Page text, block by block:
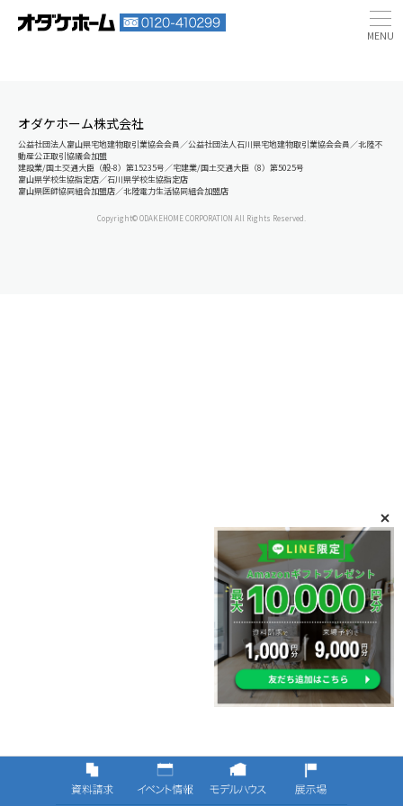
オダケホーム株式会社
公益社団法人富山県宅地建物取引業協会会員／公益社団法人石川県宅地建物取引業協会会員／北陸不
動産公正取引協議会加盟
建設業/国土交通大臣（般-8）第15235号／宅建業/国土交通大臣（8）第5025号
富山県学校生協指定店／石川県学校生協指定店
富山県医師協同組合加盟店／北陸電力生活協同組合加盟店
Copyright© ODAKEHOME CORPORATION All Rights Reserved.